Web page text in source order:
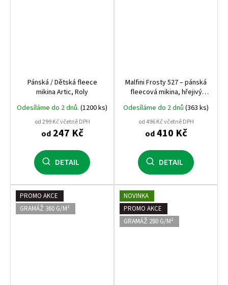
Pánská / Dětská fleece
mikina Artic, Roly
Odesíláme do 2 dnů. (1200 ks)
od 299 Kč včetně DPH
od247 Kč
DETAIL
Malfini Frosty 527 – pánská
fleecová mikina, hřejivý
odolná, ideální pro firemní
textil
Odesíláme do 2 dnů (363 ks)
od 496 Kč včetně DPH
od410 Kč
DETAIL
PROMO AKCE
GRAMÁŽ 360 G/M²
NOVINKA
PROMO AKCE
GRAMÁŽ 280 G/M²